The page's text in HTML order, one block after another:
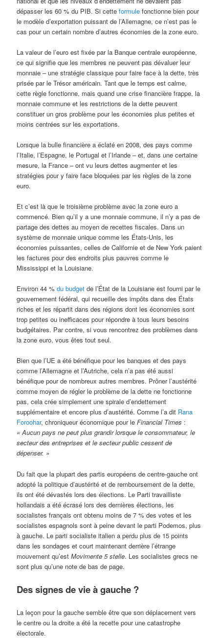
dépasser les 60 % du PIB. Si cetteformule fonctionne bien pour
le modèle d’exportation puissant de l’Allemagne, ce n’est pas le
cas pour un certain nombre d’autres économies de la zone euro.
La valeur de l’euro est fixée par la Banque centrale européenne,
ce qui signifie que les membres ne peuvent pas dévaluer leur
monnaie – une stratégie classique pour faire face à la dette, très
prisée par le Trésor américain. Tant que le temps est calme,
cette règle fonctionne, mais quand une crise financière frappe, la
monnaie commune et les restrictions de la dette peuvent
constituer un gros problème pour les économies plus petites et
moins centrées sur les exportations.
Lorsque la bulle financière a éclaté en 2008, des pays comme
l’Italie, l’Espagne, le Portugal et l’Irlande – et, dans une certaine
mesure, la France – ont vu leurs dettes augmenter et les
stratégies pour y faire face bloquées par les règles de la zone
euro.
Et c’est là que le troisième problème avec la zone euro a
commencé. Bien qu’il y a une monnaie commune, il n’y a pas de
partage des dettes au moyen de recettes fiscales. Dans un
système de monnaie unique comme les États-Unis, les
économies puissantes, celles de Californie et de New York paient
les factures pour des endroits plus pauvres comme le
Mississippi et la Louisiane.
Environ 44 %du budget de l’État de la Louisiane est fourni par le
gouvernement fédéral, qui recueille des impôts dans des États
riches et les répartit dans des régions dont les économies sont
trop petites ou inefficaces pour répondre à tous leurs besoins
budgétaires. Par contre, si vous rencontrez des problèmes dans
la zone euro, vous êtes tout seul.
Bien que l’UE a été bénéfique pour les banques et des pays
comme l’Allemagne et l’Autriche, cela n’a pas été aussi
bénéfique pour de nombreux autres membres. Prôner l’austérité
comme moyen de régler le problème de la dette ne fonctionne
pas, cela crée simplement une spirale d’endettement
supplémentaire et encore plus d’austérité. Comme l’a dit Rana
Foroohar, chroniqueur économique pour leFinancial Times :
« Aucun pays ne peut plus grandir lorsque le consommateur, le
secteur des entreprises et le secteur public cessent de
dépenser. »
Du fait que la plupart des partis européens de centre-gauche ont
adopté la politique d’austérité et de remboursement de la dette,
ils ont été dévastés lors des élections. Le Parti travailliste
hollandais a été écrasé lors des dernières élections, les
socialistes français ont obtenu moins de 7 % des votes et les
socialistes espagnols sont à peine devant le parti Podemos, plus
à gauche. Le parti socialiste italien a perdu plus de 15 points
dans les sondages et court maintenant derrière l’étrange
mouvement qu’estMovimente 5 stelle. Les socialistes grecs ne
sont plus qu’une note de bas de page.
Des signes de vie à gauche ?
La leçon pour la gauche semble être que son déplacement vers
le centre ou la droite a été la recette pour une catastrophe
électorale.